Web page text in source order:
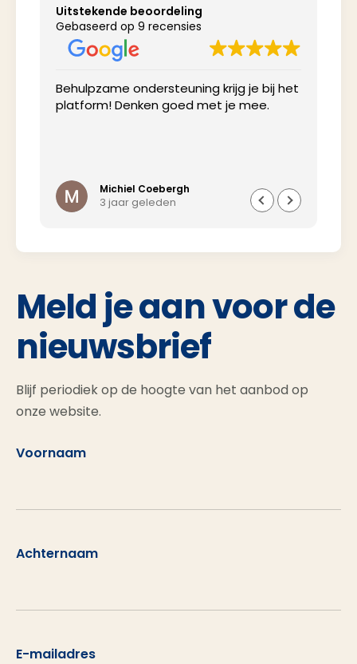
Uitstekende beoordeling
Gebaseerd op 9 recensies
Behulpzame ondersteuning krijg je bij het
platform! Denken goed met je mee.
Michiel Coebergh
3 jaar geleden
Meld je aan voor de
nieuwsbrief
Blijf periodiek op de hoogte van het aanbod op
onze website.
Voornaam
Achternaam
E-mailadres